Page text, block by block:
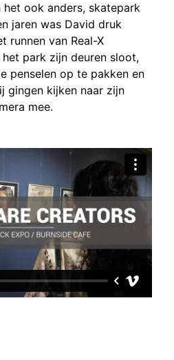
ook anders, skatepark
jaren was David druk
runnen van Real-X
park zijn deuren sloot,
penselen op te pakken en
gingen kijken naar zijn
mee.